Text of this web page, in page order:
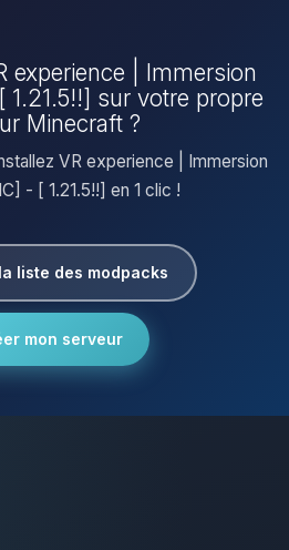
experience | Immersion
1.21.5!!] sur votre propre
Minecraft ?
VR experience | Immersion
- [ 1.21.5!!] en 1 clic !
liste des modpacks
mon serveur